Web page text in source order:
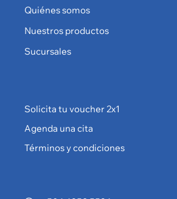
Quiénes somos
Nuestros productos
Sucursales
Solicita tu voucher 2x1
Agenda una cita
Términos y condiciones